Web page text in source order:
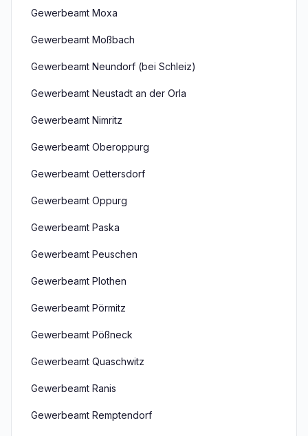
Gewerbeamt Moxa
Gewerbeamt Moßbach
Gewerbeamt Neundorf (bei Schleiz)
Gewerbeamt Neustadt an der Orla
Gewerbeamt Nimritz
Gewerbeamt Oberoppurg
Gewerbeamt Oettersdorf
Gewerbeamt Oppurg
Gewerbeamt Paska
Gewerbeamt Peuschen
Gewerbeamt Plothen
Gewerbeamt Pörmitz
Gewerbeamt Pößneck
Gewerbeamt Quaschwitz
Gewerbeamt Ranis
Gewerbeamt Remptendorf